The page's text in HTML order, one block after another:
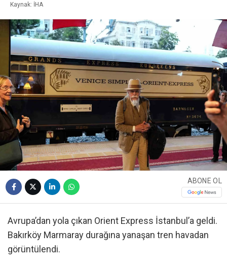
Kaynak: İHA
ABONE OL
Avrupa’dan yola çıkan Orient Express İstanbul’a geldi.
Bakırköy Marmaray durağına yanaşan tren havadan
görüntülendi.